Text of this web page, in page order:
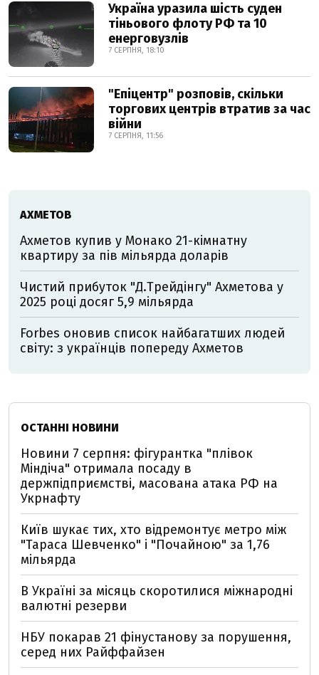
Україна уразила шість суден
тіньового флоту РФ та 10
енерговузлів
7 СЕРПНЯ, 18:10
"Епіцентр" розповів, скільки
торгових центрів втратив за час
війни
7 СЕРПНЯ, 11:56
АХМЕТОВ
Ахметов купив у Монако 21-кімнатну
квартиру за пів мільярда доларів
Чистий прибуток "Д.Трейдінгу" Ахметова у
2025 році досяг 5,9 мільярда
Forbes оновив список найбагатших людей
світу: з українців попереду Ахметов
ОСТАННІ НОВИНИ
Новини 7 серпня: фігурантка "плівок
Міндіча" отримала посаду в
держпідприємстві, масована атака РФ на
Укрнафту
Київ шукає тих, хто відремонтує метро між
"Тараса Шевченко" і "Почайною" за 1,76
мільярда
В Україні за місяць скоротилися міжнародні
валютні резерви
НБУ покарав 21 фінустанову за порушення,
серед них Райффайзен